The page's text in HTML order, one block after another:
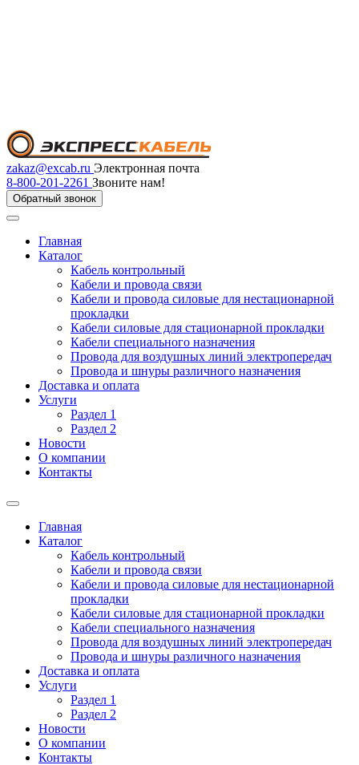
zakaz@excab.ru Электронная почта
8-800-201-2261 Звоните нам!
Обратный звонок
Главная
Каталог
Кабель контрольный
Кабели и провода связи
Кабели и провода силовые для нестационарной
прокладки
Кабели силовые для стационарной прокладки
Кабели специального назначения
Провода для воздушных линий электропередач
Провода и шнуры различного назначения
Доставка и оплата
Услуги
Раздел 1
Раздел 2
Новости
О компании
Контакты
Главная
Каталог
Кабель контрольный
Кабели и провода связи
Кабели и провода силовые для нестационарной
прокладки
Кабели силовые для стационарной прокладки
Кабели специального назначения
Провода для воздушных линий электропередач
Провода и шнуры различного назначения
Доставка и оплата
Услуги
Раздел 1
Раздел 2
Новости
О компании
Контакты